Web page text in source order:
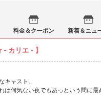
料金＆クーポン 新着＆ニュ
カリエ - 】
キャスト。
何気ない夜でもあっという間に最